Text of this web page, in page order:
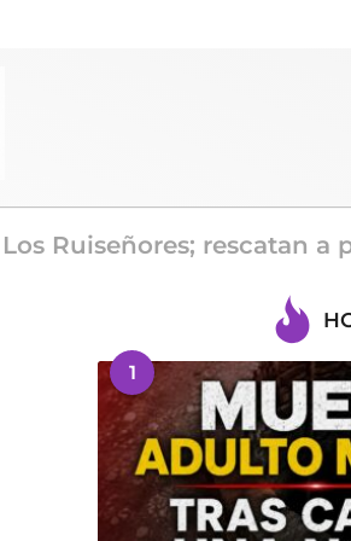
Ruiseñores; rescatan a
1